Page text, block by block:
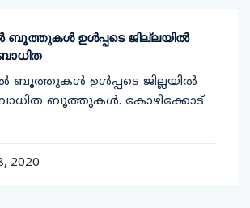
ബൂത്തുകള്‍ ഉള്‍പ്പടെ ജില്ലയില്‍
ബൂത്തുകള്‍ ഉള്‍പ്പടെ ജില്ലയില്‍
ബൂത്തുകള്‍. കോഴിക്കോട്
2020